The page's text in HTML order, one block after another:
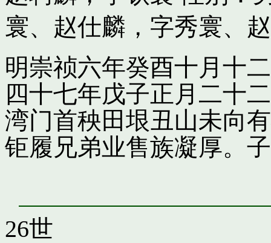
寰、 赵仕麟，字秀寰、
明崇祯六年癸酉十月十
四十七年戊子正月二十
湾门首秧田垠丑山未向
钜履兄弟业售族凝厚。
26世